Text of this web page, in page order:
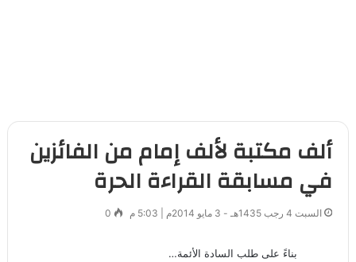
ألف مكتبة لألف إمام من الفائزين
في مسابقة القراءة الحرة
السبت 4 رجب 1435هـ - 3 مايو 2014م | 5:03 م 0
بناءً على طلب السادة الأئمة…